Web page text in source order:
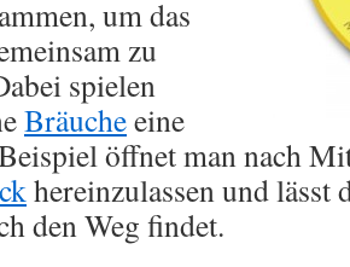
um das
zu
spielen
Bräucheeine
öffnet man nach
hereinzulassen und lässt
den Weg findet.